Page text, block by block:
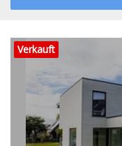
Verkauft